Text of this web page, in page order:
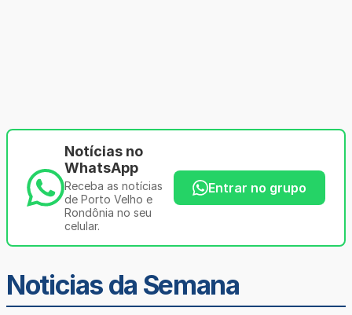
Notícias no
WhatsApp
Receba as notícias
de Porto Velho e
Rondônia no seu
celular.
Entrar no grupo
Noticias da Semana